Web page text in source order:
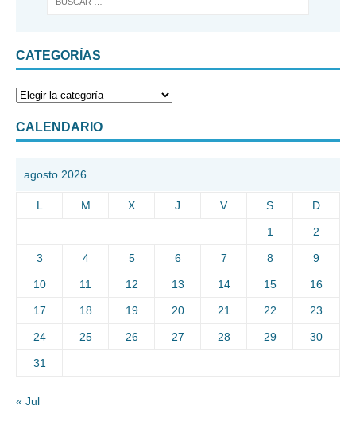
CATEGORÍAS
CALENDARIO
agosto 2026
L M X J V S D
1 2
3 4 5 6 7 8 9
10 11 12 13 14 15 16
17 18 19 20 21 22 23
24 25 26 27 28 29 30
31
« Jul